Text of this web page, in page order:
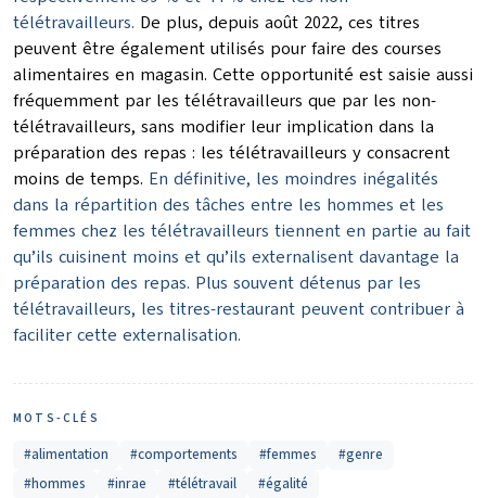
télétravailleurs. De plus, depuis août 2022, ces titres
peuvent être également utilisés pour faire des courses
alimentaires en magasin. Cette opportunité est saisie aussi
fréquemment par les télétravailleurs que par les non-
télétravailleurs, sans modifier leur implication dans la
préparation des repas : les télétravailleurs y consacrent
moins de temps. En définitive, les moindres inégalités
dans la répartition des tâches entre les hommes et les
femmes chez les télétravailleurs tiennent en partie au fait
qu’ils cuisinent moins et qu’ils externalisent davantage la
préparation des repas. Plus souvent détenus par les
télétravailleurs, les titres-restaurant peuvent contribuer à
faciliter cette externalisation.
MOTS-CLÉS
#alimentation #comportements #femmes
#genre
#hommes
#inrae #télétravail #égalité